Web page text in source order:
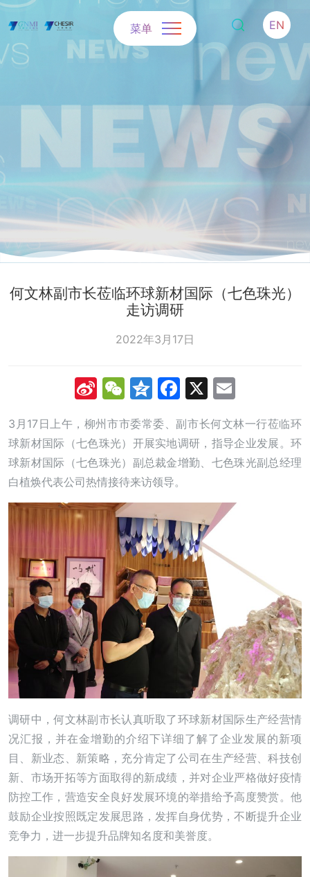
EN
菜单
何文林副市长莅临环球新材国际（七色珠光）
走访调研
2022年3月17日
SinaWeChat
Qzone
Facebook
X
3月17日上午，柳州市市委常委、副市长何文林一行莅临环
球新材国际（七色珠光）开展实地调研，指导企业发展。环
球新材国际（七色珠光）副总裁金增勤、七色珠光副总经理
白植焕代表公司热情接待来访领导。
调研中，何文林副市长认真听取了环球新材国际生产经营情
况汇报，并在金增勤的介绍下详细了解了企业发展的新项
目、新业态、新策略，充分肯定了公司在生产经营、科技创
新、市场开拓等方面取得的新成绩，并对企业严格做好疫情
防控工作，营造安全良好发展环境的举措给予高度赞赏。他
鼓励企业按照既定发展思路，发挥自身优势，不断提升企业
竞争力，进一步提升品牌知名度和美誉度。